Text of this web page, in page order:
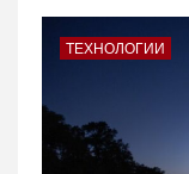
ТЕХНОЛОГИИ